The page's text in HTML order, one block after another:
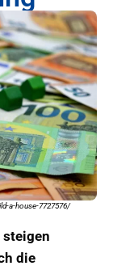
a-house-7727576/
steigen
die